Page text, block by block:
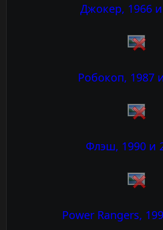
Джокер, 1966
Робокоп, 1987
Флэш, 1990 и
Power Rangers,